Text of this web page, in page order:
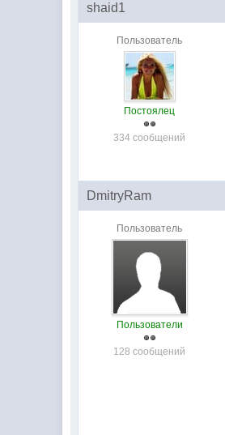
shaid1
Пользователь
Постоялец
334 сообщений
DmitryRam
Пользователь
Пользователи
128 сообщений